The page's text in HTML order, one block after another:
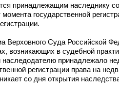
принадлежащим наследнику
государственной
Верховного Суда Российской
возникающих в судебной
принадлежало
регистрации права на
со дня открытия